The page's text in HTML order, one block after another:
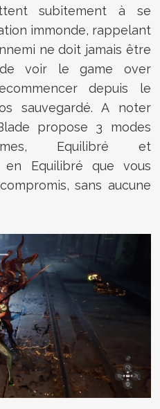
subitement à se
immonde, rappelant
ne doit jamais être
voir le game over
depuis le
sauvegardé. A noter
propose 3 modes
Equilibré et
Equilibré que vous
sans aucune